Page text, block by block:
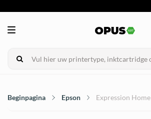
Beginpagina Epson Expression Home